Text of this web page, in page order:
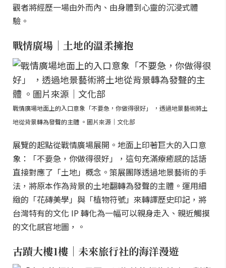
觀者將經歷一場由外而內、由身體到心靈的沉浸式體
驗。
戰情廣場｜土地的溫柔擁抱
戰情廣場地面上的入口意象「不要急，你做得很好」 ，透過地景藝術將土
地從背景轉為發聲的主體 。圖片來源｜文化部
展覽的起點從戰情廣場展開。地面上印著巨大的入口意
象：「不要急，你做得很好」，這句充滿療癒感的話語
直接對應了「土地」概念。策展團隊透過地景藝術的手
法，將原本作為背景的土地翻轉為發聲的主體。運用細
緻的「花磚美學」與「植物符號」來轉譯歷史印記，將
台灣特有的文化 IP 轉化為一幅可以親身走入、親近觸摸
的文化感官地圖，。
古蹟大樓1樓｜未來旅行社的海洋漫遊